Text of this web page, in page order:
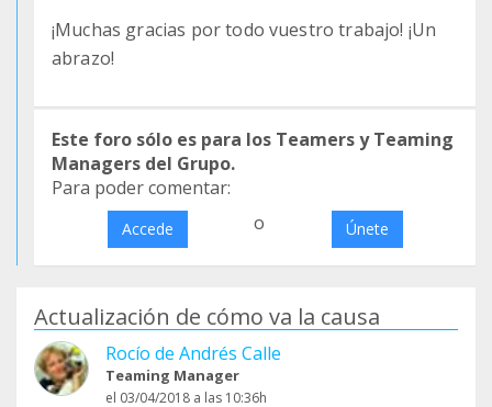
¡Muchas gracias por todo vuestro trabajo! ¡Un
abrazo!
Este foro sólo es para los Teamers y Teaming
Managers del Grupo.
Para poder comentar:
Accede o Únete
Actualización de cómo va la causa
Rocío de Andrés Calle
Teaming Manager
el 03/04/2018 a las 10:36h